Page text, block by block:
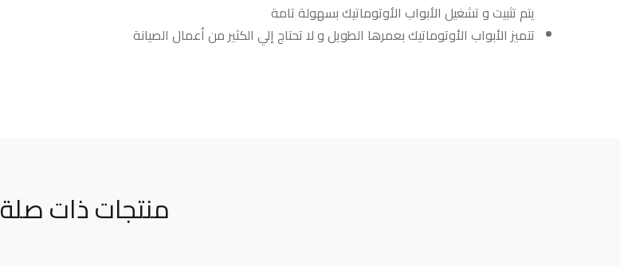
يتم تثبيت و تشغيل الأبواب الأوتوماتيك بسهولة تامة
تتميز الأبواب الأوتوماتيك بعمرها الطويل و لا تحتاج إلي الكثير من أعمال الصيانة
منتجات ذات صلة